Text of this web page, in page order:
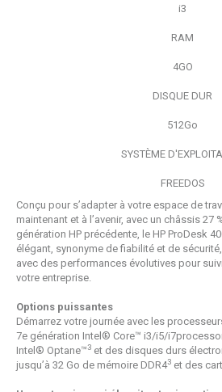
i3
RAM
4GO
DISQUE DUR
512Go
SYSTÈME
FREEDOS
Conçu pour s’adapter à votre espace de
maintenant et à l’avenir, avec un châssis 27
génération HP précédente, le HP ProDesk
élégant, synonyme de fiabilité et de
avec des performances évolutives pour
votre entreprise.
Options puissantes
Démarrez votre journée avec les
7e génération Intel® Core™ i3/i5/
Intel® Optane™3 et des disques durs
jusqu’à 32 Go de mémoire DDR43 et des